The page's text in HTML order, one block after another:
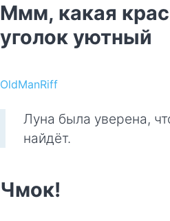
Ммм, какая
уголок уютный
OldManRiff
Луна была уверена,
найдёт.
Чмок!